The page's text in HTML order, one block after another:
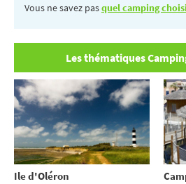
Vous ne savez pasquel camping
Les thématiques
Ile d'Oléron